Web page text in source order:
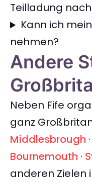
Teilladung nach
Kann ich
nehmen?
Andere
Neben Fife
ganz
Middlesbrough ·
Bournemouth ·
anderen Zielen